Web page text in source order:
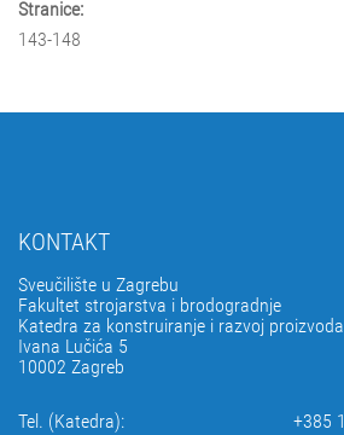
Stranice:
143-148
KONTAKT
Sveučilište u Zagrebu
Fakultet strojarstva i brodogradnje
Katedra za konstruiranje i razvoj proizvoda
Ivana Lučića 5
10002 Zagreb
Tel. (Katedra):
+385